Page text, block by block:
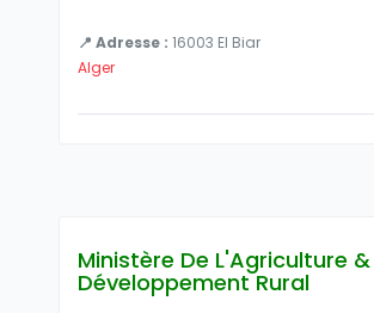
📍 Adresse : 16003 El Biar
Alger
Ministère De L'Agriculture &
Développement Rural